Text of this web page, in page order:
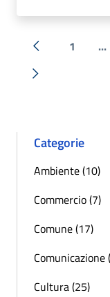
« Precedente
1 ...
Successiva »
Categorie
Ambiente (10)
Commercio (7)
Comune (17)
Comunicazione
Cultura (25)